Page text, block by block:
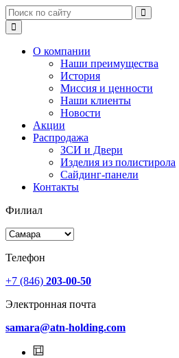
О компании
Наши преимущества
История
Миссия и ценности
Наши клиенты
Новости
Акции
Распродажа
ЗСИ и Двери
Изделия из полистирола
Сайдинг-панели
Контакты
Филиал
Телефон
+7 (846) 203-00-50
Электронная почта
samara@atn-holding.com